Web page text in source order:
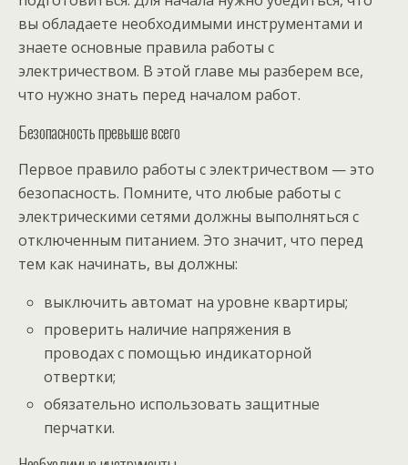
вы обладаете необходимыми инструментами и
знаете основные правила работы с
электричеством. В этой главе мы разберем все,
что нужно знать перед началом работ.
Безопасность превыше всего
Первое правило работы с электричеством — это
безопасность. Помните, что любые работы с
электрическими сетями должны выполняться с
отключенным питанием. Это значит, что перед
тем как начинать, вы должны:
выключить автомат на уровне квартиры;
проверить наличие напряжения в
проводах с помощью индикаторной
отвертки;
обязательно использовать защитные
перчатки.